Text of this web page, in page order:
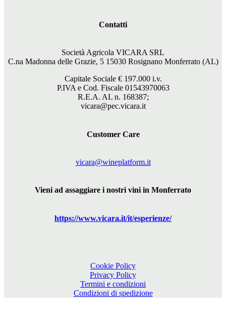
Contatti
Società Agricola VICARA SRL
C.na Madonna delle Grazie, 5 15030 Rosignano Monferrato (AL)
Capitale Sociale € 197.000i.v.
P.IVA e Cod. Fiscale 01543970063
R.E.A. AL n. 168387;
vicara@pec.vicara.it
Customer Care
vicara@wineplatform.it
Vieni ad assaggiare i nostri vini in Monferrato
https://www.vicara.it/it/esperienze/
Cookie Policy
Privacy Policy
Termini e condizioni
Condizioni di spedizione